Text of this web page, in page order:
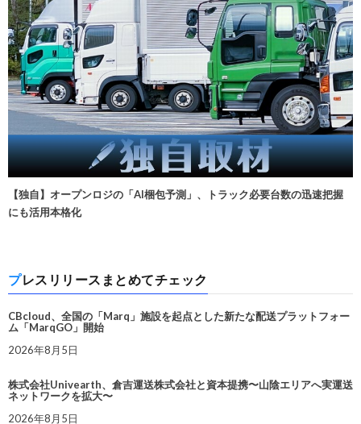
【独自】オープンロジの「AI梱包予測」、トラック必要台数の迅速把握
にも活用本格化
プレスリリースまとめてチェック
CBcloud、全国の「Marq」施設を起点とした新たな配送プラットフォー
ム「MarqGO」開始
2026年8月5日
株式会社Univearth、倉吉運送株式会社と資本提携〜山陰エリアへ実運送
ネットワークを拡大〜
2026年8月5日